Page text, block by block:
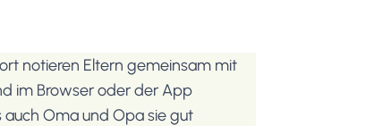
notieren Eltern gemeinsam mit
im Browser oder der App
auch Oma und Opa sie gut